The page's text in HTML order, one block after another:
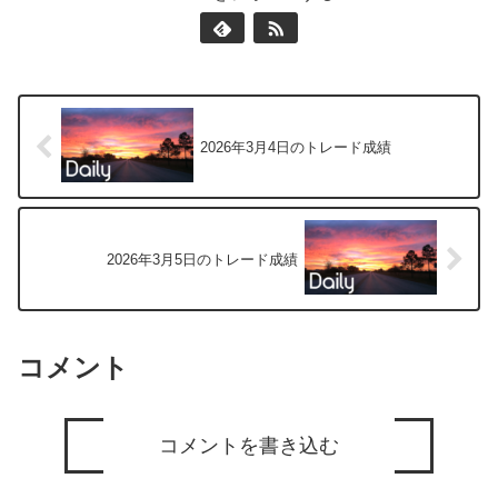
2026年3月4日のトレード成績
2026年3月5日のトレード成績
コメント
コメントを書き込む